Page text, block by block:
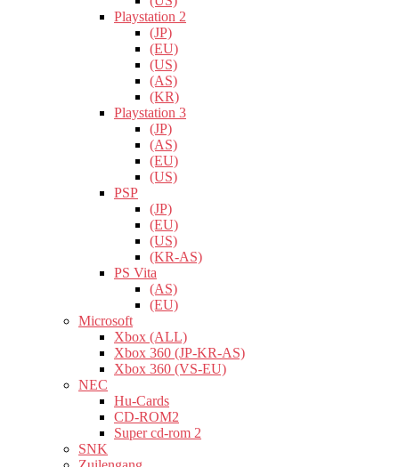
Playstation 2
(JP)
(EU)
(US)
(AS)
(KR)
Playstation 3
(JP)
(AS)
(EU)
(US)
PSP
(JP)
(EU)
(US)
(KR-AS)
PS Vita
(AS)
(EU)
Microsoft
Xbox (ALL)
Xbox 360 (JP-KR-AS)
Xbox 360 (VS-EU)
NEC
Hu-Cards
CD-ROM2
Super cd-rom 2
SNK